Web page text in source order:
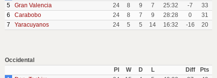
5
Gran Valencia 24 8 9 7 25:32 -7
33
6
Carabobo 24 8 7 9 28:28 0
31
7
Yaracuyanos 24 5 5 14 16:32 -16 20
Occidental
Pl
W D L Diff
Pts